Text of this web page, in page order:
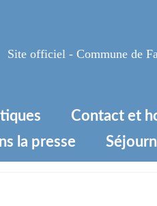
Site officiel - Commune de
Contact et
la presse